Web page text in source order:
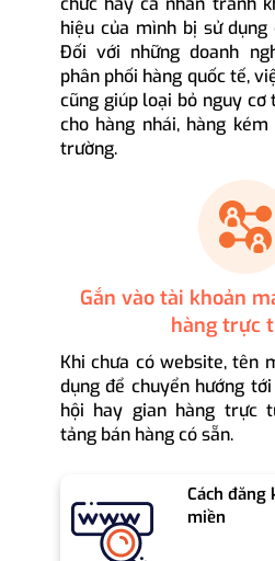
hiệu của mình bị sử dụng
Đối với những doanh
phân phối hàng quốc tế,
cũng giúp loại bỏ nguy cơ
cho hàng nhái, hàng
trường.
Gắn vào tài khoản
hàng trực
Khi chưa có website, tên
dụng để chuyển hướng
hội hay gian hàng trực
tảng bán hàng có sẵn.
Cách đăng
miền